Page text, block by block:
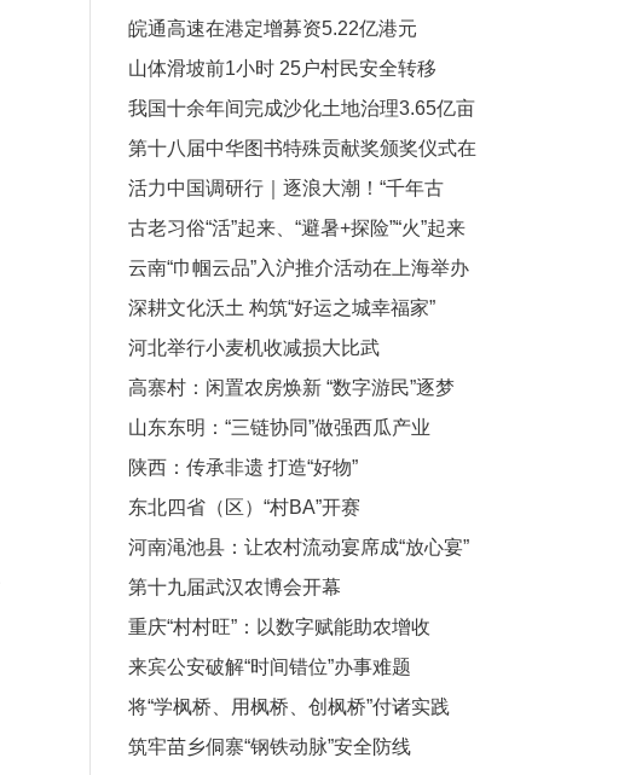
皖通高速在港定增募资5.22亿港元
山体滑坡前1小时 25户村民安全转移
我国十余年间完成沙化土地治理3.65亿亩
第十八届中华图书特殊贡献奖颁奖仪式在
京举行
活力中国调研行｜逐浪大潮！“千年古
都”变身“人工智能第一城”
古老习俗“活”起来、“避暑+探险”“火”起来
暑期文旅热力全开
云南“巾帼云品”入沪推介活动在上海举办
深耕文化沃土 构筑“好运之城幸福家”
河北举行小麦机收减损大比武
高寨村：闲置农房焕新 “数字游民”逐梦
山东东明：“三链协同”做强西瓜产业
陕西：传承非遗 打造“好物”
东北四省（区）“村BA”开赛
河南渑池县：让农村流动宴席成“放心宴”
第十九届武汉农博会开幕
重庆“村村旺”：以数字赋能助农增收
来宾公安破解“时间错位”办事难题
将“学枫桥、用枫桥、创枫桥”付诸实践
筑牢苗乡侗寨“钢铁动脉”安全防线